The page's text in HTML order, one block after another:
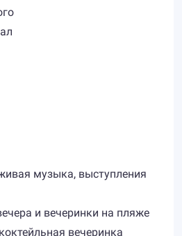
музыка, выступления
и вечеринки на пляже
вечеринка